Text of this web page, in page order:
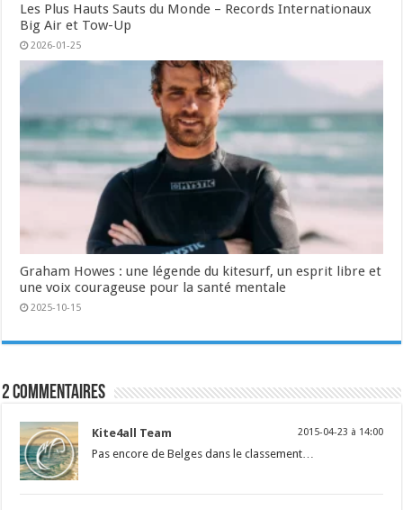
Les Plus Hauts Sauts du Monde – Records Internationaux
Big Air et Tow-Up
2026-01-25
Graham Howes : une légende du kitesurf, un esprit libre et
une voix courageuse pour la santé mentale
2025-10-15
2 commentaires
Kite4all Team 2015-04-23 à 14:00
Pas encore de Belges dans le classement…